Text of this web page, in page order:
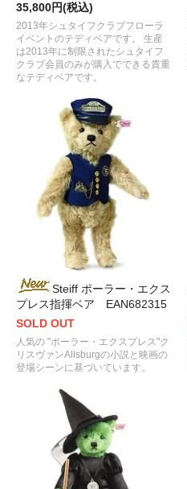
35,800円(税込)
2013年シュタイフクラブフローラ
イベントのテディベアです。 生産
は2013年に制限されたシュタイフ
クラブ会員のみが購入でできる貴重
なテディベアです。
Steiff ポーラー・エクス
プレス指揮ベア EAN682315
SOLD OUT
人気の "ポーラー・エクスプレス"ク
リスヴァンAllsburgの小説と映画の
登場シーンに基づいています。